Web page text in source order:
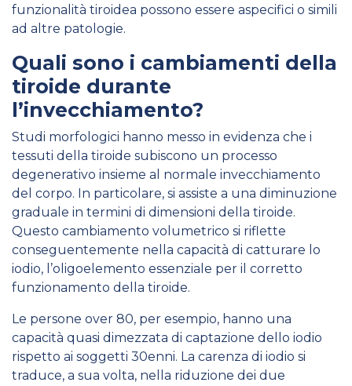
funzionalità tiroidea possono essere aspecifici o simili
ad altre patologie.
Quali sono i cambiamenti della
tiroide durante
l’invecchiamento?
Studi morfologici hanno messo in evidenza che i
tessuti della tiroide subiscono un processo
degenerativo insieme al normale invecchiamento
del corpo. In particolare, si assiste a una diminuzione
graduale in termini di dimensioni della tiroide.
Questo cambiamento volumetrico si riflette
conseguentemente nella capacità di catturare lo
iodio, l’oligoelemento essenziale per il corretto
funzionamento della tiroide.
Le persone over 80, per esempio, hanno una
capacità quasi dimezzata di captazione dello iodio
rispetto ai soggetti 30enni. La carenza di iodio si
traduce, a sua volta, nella riduzione dei due